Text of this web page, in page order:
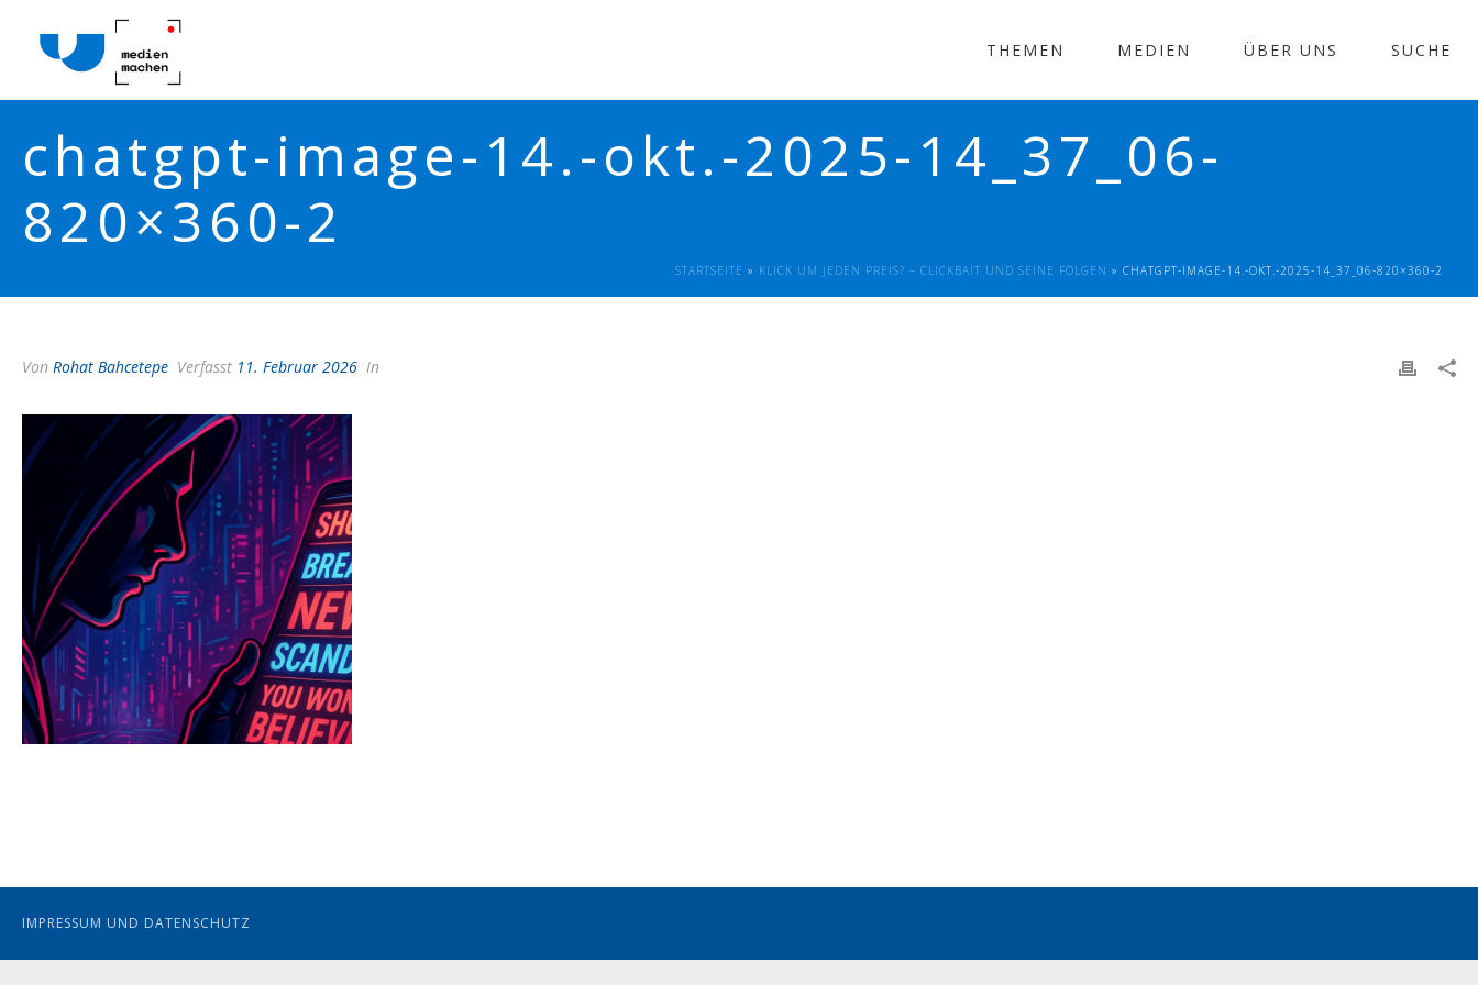
THEMEN MEDIEN ÜBER UNS SUCHE
chatgpt-image-14.-okt.-2025-14_37_06-
820×360-2
STARTSEITE » KLICK UM JEDEN PREIS? – CLICKBAIT UND SEINE FOLGEN » CHATGPT-IMAGE-14.-OKT.-2025-14_37_06-820×360-2
Von Rohat Bahcetepe Verfasst 11. Februar 2026 In
IMPRESSUM UND DATENSCHUTZ